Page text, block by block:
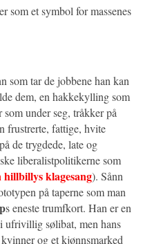
som et symbol for massenes
som tar de jobbene han kan
dem, en hakkekylling som
under seg, tråkker på
frustrerte, fattige, hvite
de trygdede, late og
liberalistpolitikerne som
hillbillys klagesang). Sånn
på taperne som man
s eneste trumfkort. Han er en
ufrivillig sølibat, men hans
og et kjønnsmarked